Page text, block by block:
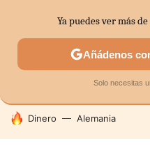
SECTORES ECONOMÍA
HOY SE HABLA DE
Dinero Alemania
Ya puedes ver más
Añádenos
Solo necesitas